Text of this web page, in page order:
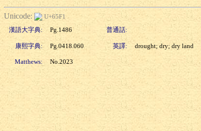
Unicode:
U+65F1
漢語大字典:
Pg.1486 普通話:
康熙字典: Pg.0418.060 英譯: drought; dry; dry land
Matthews: No.2023